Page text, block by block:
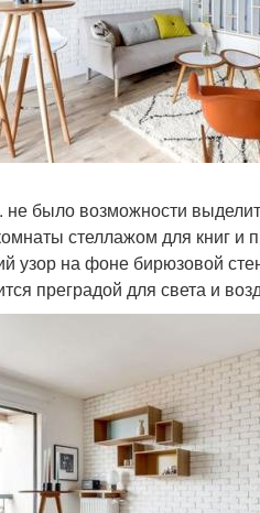
не было возможности
стеллажом для книг
узор на фоне бирюзовой
преградой для света и